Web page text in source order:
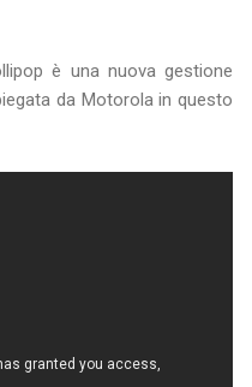
è una nuova gestione
da Motorola in questo